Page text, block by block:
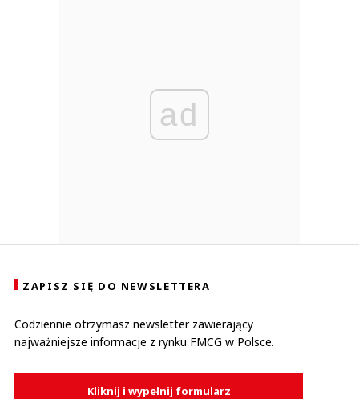
ad
ZAPISZ SIĘ DO NEWSLETTERA
Codziennie otrzymasz newsletter zawierający
najważniejsze informacje z rynku FMCG w Polsce.
Kliknij i wypełnij formularz